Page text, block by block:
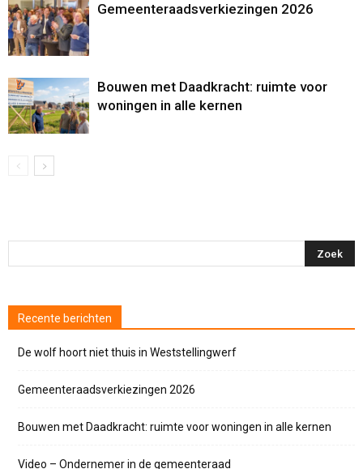
Gemeenteraadsverkiezingen 2026
Bouwen met Daadkracht: ruimte voor
woningen in alle kernen
Recente berichten
De wolf hoort niet thuis in Weststellingwerf
Gemeenteraadsverkiezingen 2026
Bouwen met Daadkracht: ruimte voor woningen in alle kernen
Video – Ondernemer in de gemeenteraad